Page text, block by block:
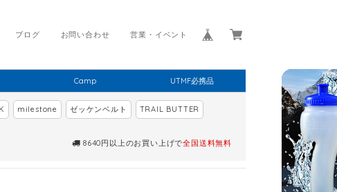
営業・イベント
お問い合わせ
ブログ
Camp UTMF必携品
milestone ゼッケンベルト TRAIL BUTTER
8640円以上のお買い上げで全国送料無料